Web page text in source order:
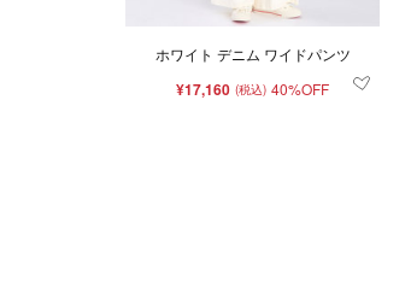
ホワイト デニム ワイドパンツ
¥17,160 (税込) 40%OFF